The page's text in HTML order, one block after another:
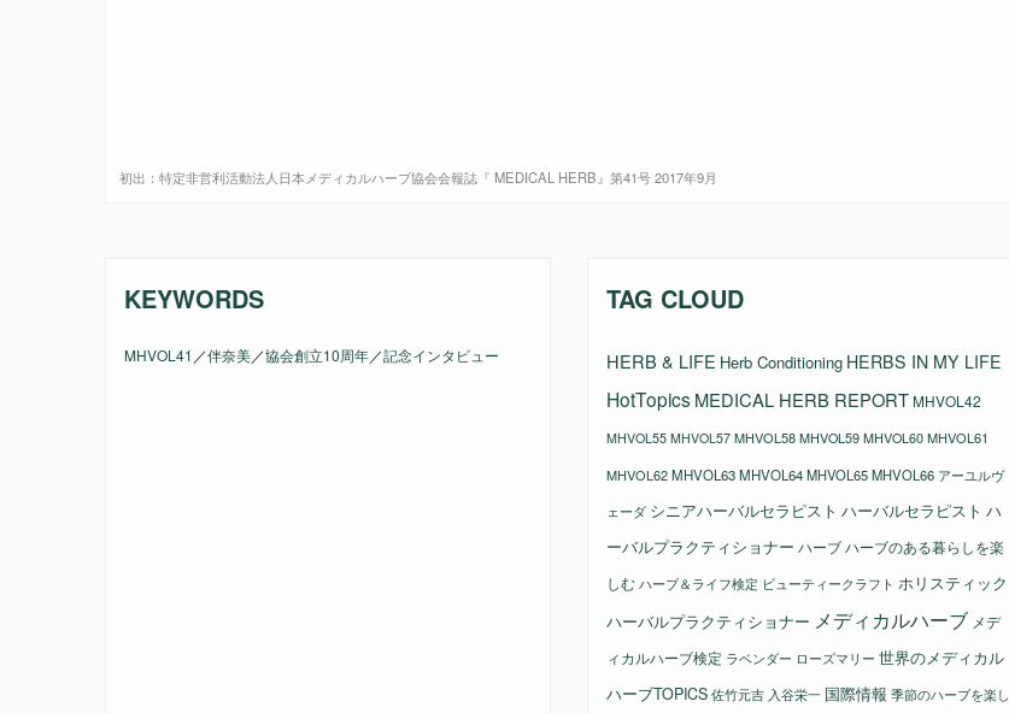
初出：特定非営利活動法人日本メディカルハーブ協会会報誌『 MEDICAL HERB』第41号 2017年9月
KEYWORDS
MHVOL41 ／伴奈美／協会創立10周年／記念インタビュー
TAG CLOUD
HERB & LIFE Herb Conditioning HERBS IN MY LIFE
HotTopics MEDICAL HERB REPORTMHVOL42
MHVOL55 MHVOL57 MHVOL58 MHVOL59 MHVOL60 MHVOL61
MHVOL62MHVOL63MHVOL64MHVOL65MHVOL66 アーユルヴ
ェーダ シニアハーバルセラピスト ハーバルセラピスト ハ
ーバルプラクティショナー ハーブハーブのある暮らしを楽
しむ ハーブ＆ライフ検定 ビューティークラフト ホリスティック
ハーバルプラクティショナー メディカルハーブ メデ
ィカルハーブ検定 ラベンダー ローズマリー 世界のメディカル
ハーブTOPICS佐竹元吉 入谷栄一 国際情報 季節のハーブを楽し